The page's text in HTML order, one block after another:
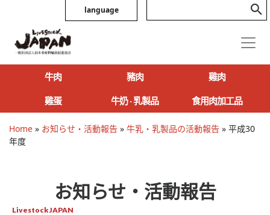
language
牛肉 豬肉
雞肉
雞蛋
牛奶 ‧ 乳製品 食用肉加工品
Home » お知らせ・活動報告 » 牛乳・乳製品の活動報告 » 平成30
年度
お知らせ・活動報告
Livestock JAPAN